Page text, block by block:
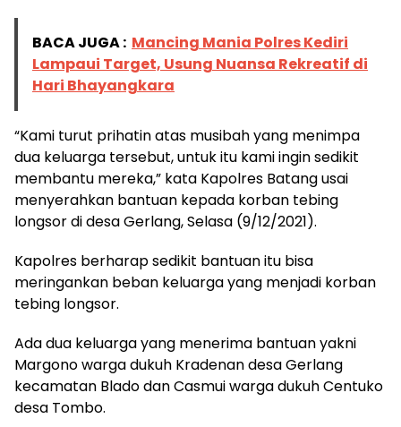
BACA JUGA : Mancing Mania Polres Kediri
Lampaui Target, Usung Nuansa Rekreatif di
Hari Bhayangkara
“Kami turut prihatin atas musibah yang menimpa
dua keluarga tersebut, untuk itu kami ingin sedikit
membantu mereka,” kata Kapolres Batang usai
menyerahkan bantuan kepada korban tebing
longsor di desa Gerlang, Selasa (9/12/2021).
Kapolres berharap sedikit bantuan itu bisa
meringankan beban keluarga yang menjadi korban
tebing longsor.
Ada dua keluarga yang menerima bantuan yakni
Margono warga dukuh Kradenan desa Gerlang
kecamatan Blado dan Casmui warga dukuh Centuko
desa Tombo.